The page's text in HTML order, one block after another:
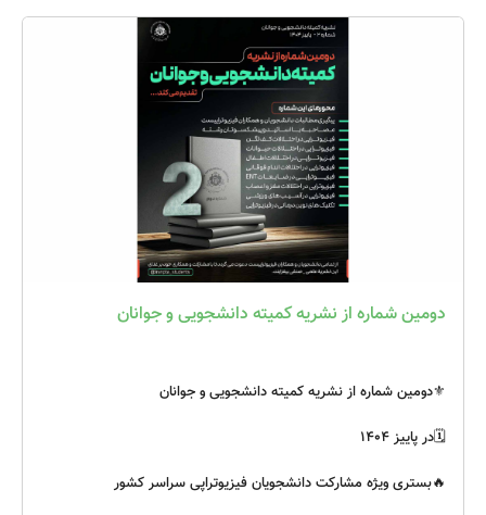
شواهد علمی و رویکردهای نوین، سهم مهمی در بهبود کیفیت زندگی
بیماران و کاهش بار بیماری‌ها ایفا می‌کند. انجمن فیزیوتراپی ایران در این
کنگره میزبان تعداد کثیری از همکاران عزیز فیزیوتراپیست و متخصصین
رشته‌های مختلف می‌باشد که در قالب سخنرانی، پوستر، پنل‌های
تخصصی، کارگاه‌های عملی و همینطور نمایشگاه بزرگ تجهیزات
فیزیوتراپی و توانبخشی برگزار خواهد شد. بر خود لازم می‌دانم مراتب
قدردانی صمیمانه خود را از تیم پرتلاش برگزاری کنگره به ویژه دبیران
علمی و اجرایی و همه عزیزانی که با تلاش پیوسته و برنامه‌ریزی دقیق،
زمینه برگزاری این رویداد علمی را فراهم کرده‌اند، ابراز کنم. امید است
این کنگره با تبادل دانش، طرح پژوهش‌های نوآورانه و گسترش
از پیش هموار سازد و موجب ارتقای استانداردهای حرفه‌ای در سطح ملی و
دومین شماره از نشریه کمیته دانشجویی و جوانان
⚜دومین شماره از نشریه کمیته دانشجویی و جوانان
🗓در پاییز ۱۴۰۴
🔥بستری ویژه مشارکت دانشجویان فیزیوتراپی سراسر کشور